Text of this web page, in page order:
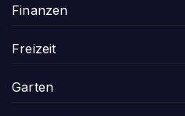
Finanzen
Freizeit
Garten